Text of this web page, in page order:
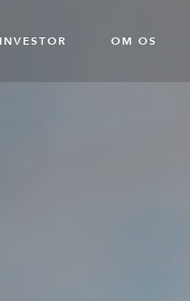
INVESTOR OM OS